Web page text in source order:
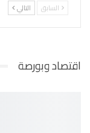
السابق التالي
اقتصاد وبورصة